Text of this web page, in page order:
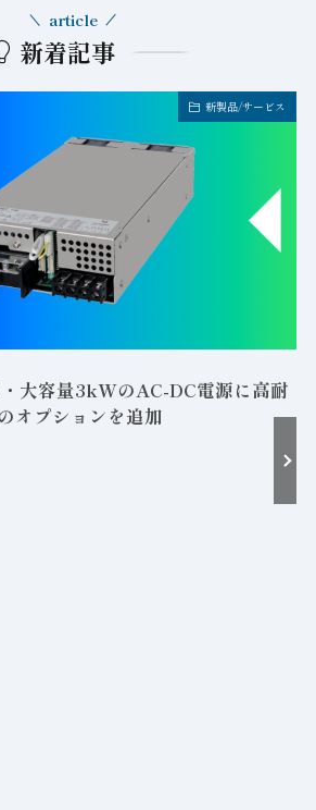
新着記事
article
新製品/サービス
大容量3kWのAC-DC電源に高耐
オプションを追加